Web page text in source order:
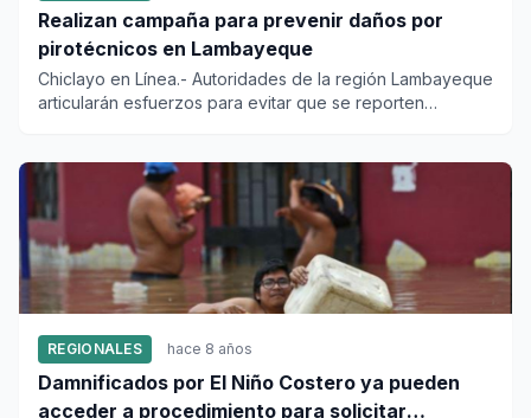
Realizan campaña para prevenir daños por
pirotécnicos en Lambayeque
Chiclayo en Línea.- Autoridades de la región Lambayeque
articularán esfuerzos para evitar que se reporten
REGIONALES hace 8 años
Damnificados por El Niño Costero ya pueden
acceder a procedimiento para solicitar